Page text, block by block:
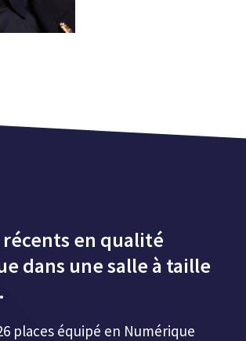
récents en qualité
dans une salle à taille
places équipé en Numérique